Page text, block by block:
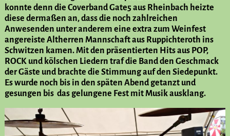
konnte denn die Coverband Gate5 aus Rheinbach heizte
diese dermaßen an, dass die noch zahlreichen
Anwesenden unter anderem eine extra zum Weinfest
angereiste Altherren Mannschaft aus Ruppichteroth ins
Schwitzen kamen. Mit den präsentierten Hits aus POP,
ROCK und kölschen Liedern traf die Band den Geschmack
der Gäste und brachte die Stimmung auf den Siedepunkt.
Es wurde noch bis in den späten Abend getanzt und
gesungen bis das gelungene Fest mit Musik ausklang.